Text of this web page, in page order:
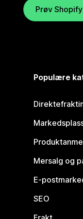
Prøv
Populære
Mersalg og
E-
SEO